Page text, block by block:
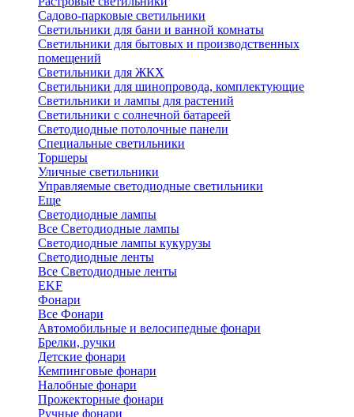
Садово-парковые светильники
Светильники для бани и ванной комнаты
Светильники для бытовых и производственных
помещений
Светильники для ЖКХ
Светильники для шинопровода, комплектующие
Светильники и лампы для растений
Светильники с солнечной батареей
Светодиодные потолочные панели
Специальные светильники
Торшеры
Уличные светильники
Управляемые светодиодные светильники
Еще
Светодиодные лампы
Все Светодиодные лампы
Светодиодные лампы кукурузы
Светодиодные ленты
Все Светодиодные ленты
EKF
Фонари
Все Фонари
Автомобильные и велосипедные фонари
Брелки, ручки
Детские фонари
Кемпинговые фонари
Налобные фонари
Прожекторные фонари
Ручные фонари